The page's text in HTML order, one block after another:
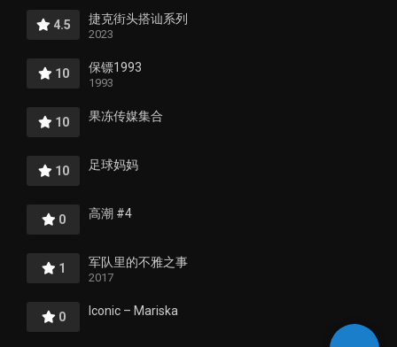
4.5 捷克街头搭讪系列
2023
10 保镖1993
1993
10 果冻传媒集合
10 足球妈妈
0 高潮 #4
1 军队里的不雅之事
2017
0 Iconic – Mariska